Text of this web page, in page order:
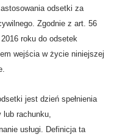
odsetki za
Zgodnie z art. 56
roku do odsetek
wejścia w życie niniejszej
jest dzień spełnienia
lub rachunku,
usługi. Definicja ta